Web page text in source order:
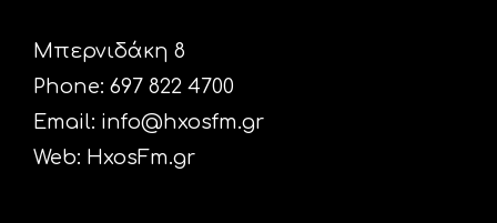
Μπερνιδάκη 8
Phone: 697 822 4700
Email: info@hxosfm.gr
Web: HxosFm.gr